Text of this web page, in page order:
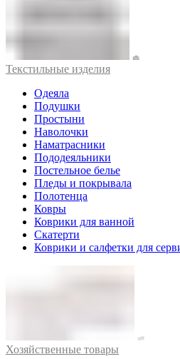
Текстильные изделия
Одеяла
Подушки
Простыни
Наволочки
Наматрасники
Пододеяльники
Постельное белье
Пледы и покрывала
Полотенца
Ковры
Коврики для ванной
Скатерти
Коврики и салфетки для
Хозяйственные товары